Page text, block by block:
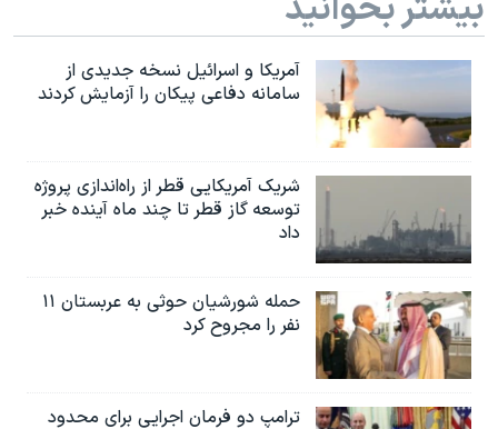
آمریکا و اسرائیل نسخه جدیدی از
سامانه دفاعی پیکان را آزمایش کردند
شریک آمریکایی قطر از راه‌اندازی پروژه
توسعه گاز قطر تا چند ماه آینده خبر
داد
حمله شورشیان حوثی به عربستان ۱۱
نفر را مجروح کرد
ترامپ دو فرمان اجرایی برای محدود